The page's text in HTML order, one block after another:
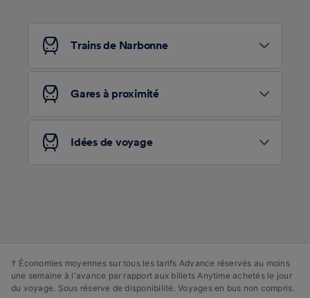
Trains de Narbonne
Gares à proximité
Idées de voyage
† Économies moyennes sur tous les tarifs Advance réservés au moins
une semaine à l'avance par rapport aux billets Anytime achetés le jour
du voyage. Sous réserve de disponibilité. Voyages en bus non compris.